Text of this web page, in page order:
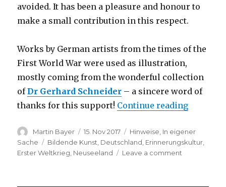
avoided. It has been a pleasure and honour to
make a small contribution in this respect.
Works by German artists from the times of the
First World War were used as illustration,
mostly coming from the wonderful collection
ofDr Gerhard Schneider – a sincere word of
thanks for this support! Continue reading“Essay:
Author
Martin Bayer
Posted
on
15. Nov 2017 Categories
Hinweise In eigener
Sache
Tags
Bildende Kunst Deutschland Erinnerungskultur
Erster Weltkrieg Neuseeland Leave a comment